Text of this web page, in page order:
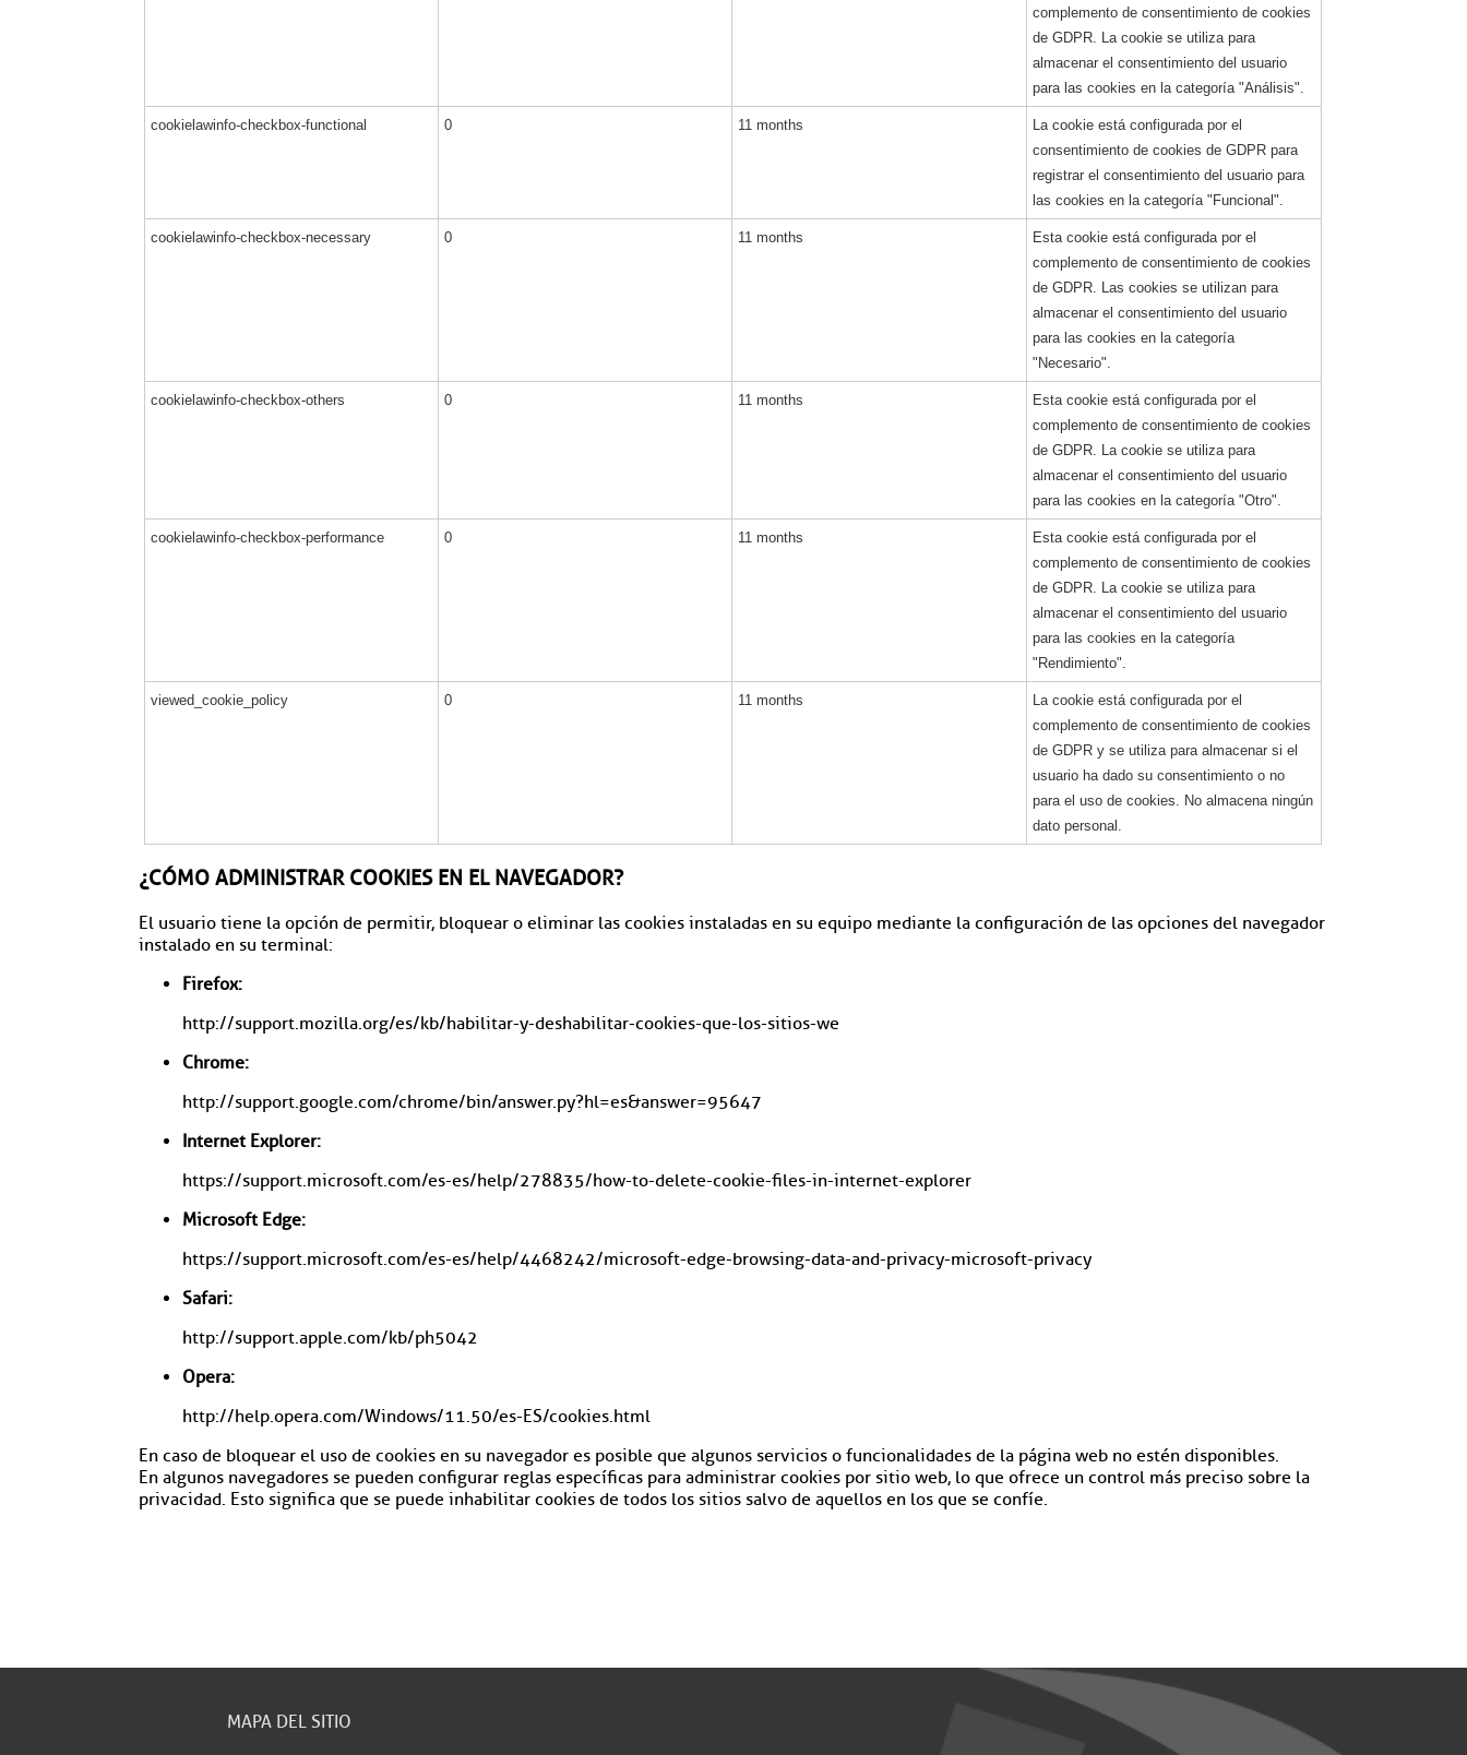
complemento de consentimiento de cookies
de GDPR. La cookie se utiliza para
almacenar el consentimiento del usuario
para las cookies en la categoría "Análisis".
cookielawinfo-checkbox-functional 0 11 months
La cookie está configurada por el
consentimiento de cookies de GDPR para
registrar el consentimiento del usuario para
las cookies en la categoría "Funcional".
cookielawinfo-checkbox-necessary 0 11 months
Esta cookie está configurada por el
complemento de consentimiento de cookies
de GDPR. Las cookies se utilizan para
almacenar el consentimiento del usuario
para las cookies en la categoría
"Necesario".
cookielawinfo-checkbox-others 0 11 months
Esta cookie está configurada por el
complemento de consentimiento de cookies
de GDPR. La cookie se utiliza para
almacenar el consentimiento del usuario
para las cookies en la categoría "Otro".
cookielawinfo-checkbox-performance 0 11 months
Esta cookie está configurada por el
complemento de consentimiento de cookies
de GDPR. La cookie se utiliza para
almacenar el consentimiento del usuario
para las cookies en la categoría
"Rendimiento".
viewed_cookie_policy 0 11 months
La cookie está configurada por el
complemento de consentimiento de cookies
de GDPR y se utiliza para almacenar si el
usuario ha dado su consentimiento o no
para el uso de cookies. No almacena ningún
dato personal.
¿CÓMO ADMINISTRAR COOKIES EN EL NAVEGADOR?
El usuario tiene la opción de permitir, bloquear o eliminar las cookies instaladas en su equipo mediante la configuración de las opciones del navegador
instalado en su terminal:
Firefox:
http://support.mozilla.org/es/kb/habilitar-y-deshabilitar-cookies-que-los-sitios-we
Chrome:
http://support.google.com/chrome/bin/answer.py?hl=es&answer=95647
Internet Explorer:
https://support.microsoft.com/es-es/help/278835/how-to-delete-cookie-files-in-internet-explorer
Microsoft Edge:
https://support.microsoft.com/es-es/help/4468242/microsoft-edge-browsing-data-and-privacy-microsoft-privacy
Safari:
http://support.apple.com/kb/ph5042
Opera:
http://help.opera.com/Windows/11.50/es-ES/cookies.html
En caso de bloquear el uso de cookies en su navegador es posible que algunos servicios o funcionalidades de la página web no estén disponibles.
En algunos navegadores se pueden configurar reglas específicas para administrar cookies por sitio web, lo que ofrece un control más preciso sobre la
privacidad. Esto significa que se puede inhabilitar cookies de todos los sitios salvo de aquellos en los que se confíe.
MAPA DEL SITIO